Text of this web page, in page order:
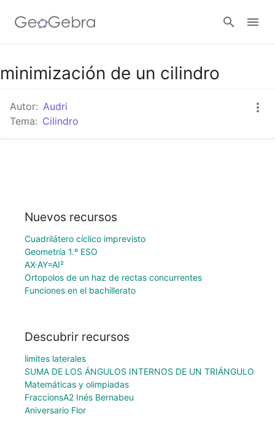
Abrir sesión
minimización de un cilindro
Autor: Audri
Tema: Cilindro
Nuevos recursos
Cuadrilátero cíclico imprevisto
Geometría 1.º ESO
AX·AY=AI²
Ortopolos de un haz de rectas concurrentes
Funciones en el bachillerato
Descubrir recursos
limites laterales
SUMA DE LOS ÁNGULOS INTERNOS DE UN TRIÁNGULO
Matemáticas y olimpiadas
FraccionsA2 Inés Bernabeu
Aniversario Flor